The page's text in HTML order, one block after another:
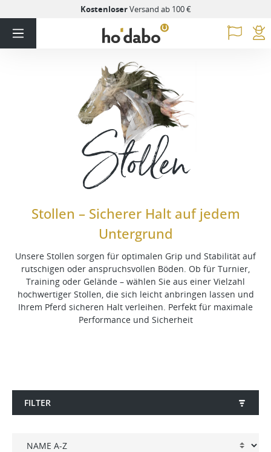
KostenloserVersand ab 100 €
Stollen
Stollen – Sicherer Halt auf jedem
Untergrund
Unsere Stollen sorgen für optimalen Grip und Stabilität auf
rutschigen oder anspruchsvollen Böden. Ob für Turnier,
Training oder Gelände – wählen Sie aus einer Vielzahl
hochwertiger Stollen, die sich leicht anbringen lassen und
Ihrem Pferd sicheren Halt verleihen. Perfekt für maximale
Performance und Sicherheit
FILTER